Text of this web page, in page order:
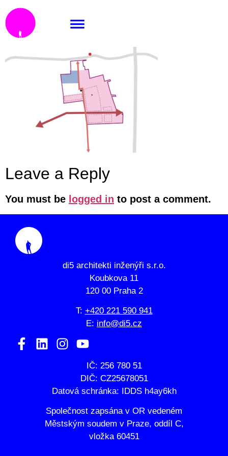
Seznam
Leave a Reply
You must be logged in to post a comment.
di5 architekti inženýři s.r.o.
Koubkova 11
120 00 Praha 2
T: +420 221 590 941
E: info@di5.cz
IČ: 256 780 51
DIČ: CZ25678051
Datová schránka: IDDS h4ay6kh
Společnost zapsána v OR vedeném
Městským soudem v Praze, oddíl C,
vložka 60451